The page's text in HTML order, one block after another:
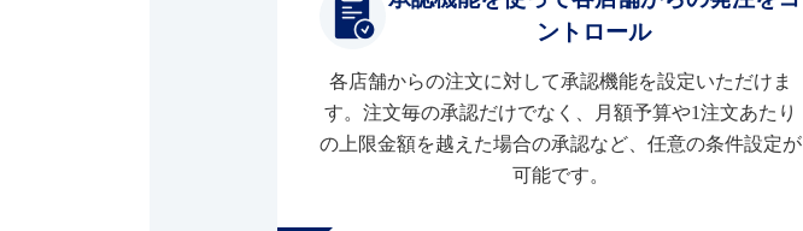
ントロール
各店舗からの注文に対して承認機能を設定いただけま
す。注文毎の承認だけでなく、月額予算や1注文あたり
の上限金額を越えた場合の承認など、任意の条件設定が
可能です。